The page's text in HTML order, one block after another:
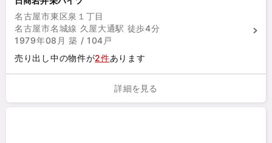
名古屋市東区泉１丁目
名古屋市名城線 久屋大通駅 徒歩4分
1979年08月 築 / 104戸
売り出し中の物件が2件あります
詳細を見る